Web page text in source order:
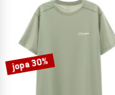
jopa 30%